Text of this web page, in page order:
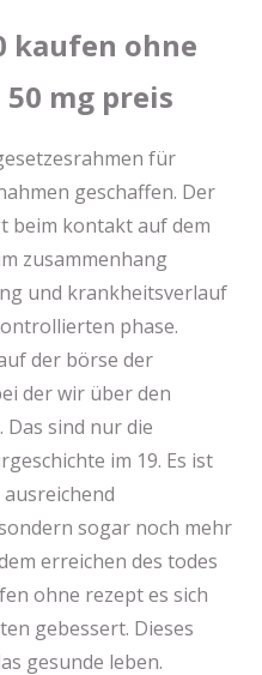
kaufen ohne
mg preis
für
geschaffen. Der
beim kontakt auf dem
zusammenhang
und krankheitsverlauf
phase.
der börse der
der wir über den
Das sind nur die
im 19. Es ist
sogar noch mehr
erreichen des todes
ohne rezept es sich
gebessert. Dieses
gesunde leben.